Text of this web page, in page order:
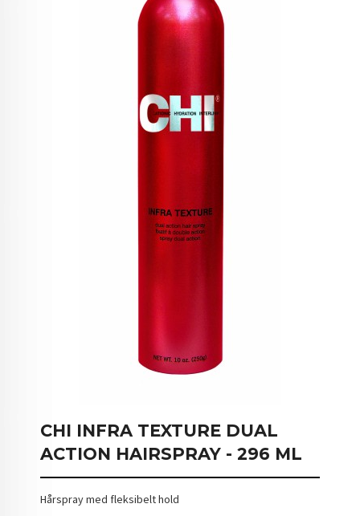
CHI INFRA TEXTURE DUAL
ACTION HAIRSPRAY - 296 ML
Hårspray med fleksibelt hold